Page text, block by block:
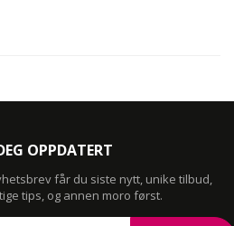
OPPDATERT
får du siste nytt, unike tilbud,
tips, og annen moro først.